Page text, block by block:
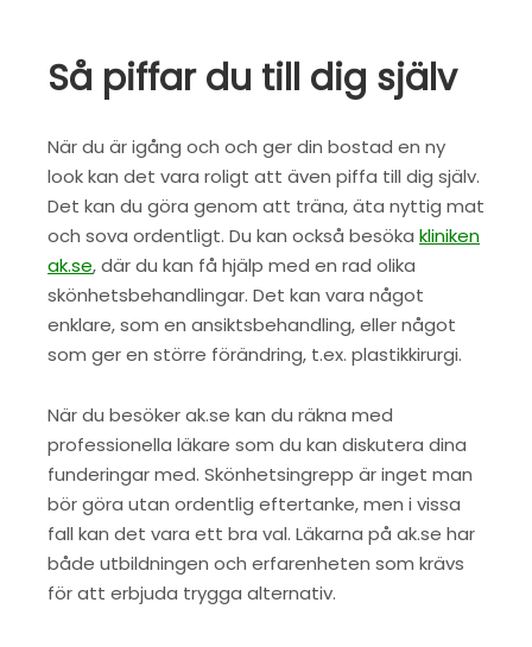
Så piffar du till dig själv
När du är igång och och ger din bostad en ny
look kan det vara roligt att även piffa till dig själv.
Det kan du göra genom att träna, äta nyttig mat
och sova ordentligt. Du kan också besöka kliniken
ak.se, där du kan få hjälp med en rad olika
skönhetsbehandlingar. Det kan vara något
enklare, som en ansiktsbehandling, eller något
som ger en större förändring, t.ex. plastikkirurgi.
När du besöker ak.se kan du räkna med
professionella läkare som du kan diskutera dina
funderingar med. Skönhetsingrepp är inget man
bör göra utan ordentlig eftertanke, men i vissa
fall kan det vara ett bra val. Läkarna på ak.se har
både utbildningen och erfarenheten som krävs
för att erbjuda trygga alternativ.